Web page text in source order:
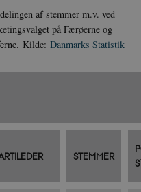
af stemmer m.v. ved
på Færøerne og
Kilde: Danmarks Statistik
STEMMER